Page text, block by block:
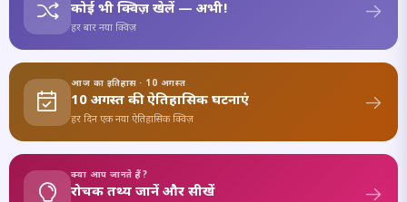
कोई भी क्विज़ खेलें — अभी!
हर बार नया क्विज़
आज का इतिहास · 10 अगस्त
10 अगस्त की ऐतिहासिक घटनाएं
हर दिन एक नया ऐतिहासिक क्विज़
क्या आप जानते हैं?
रोचक तथ्य जानें और सीखें